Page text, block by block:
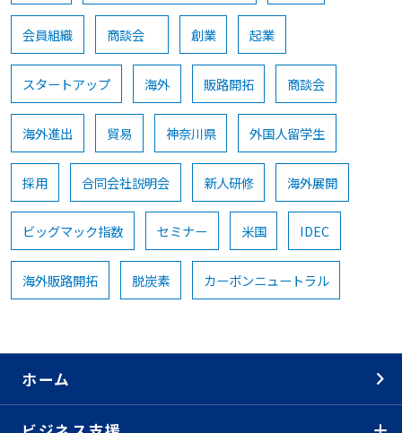
会員組織 商談会 創業 起業
スタートアップ 海外 販路開拓 商談会
海外進出 貿易 神奈川県 外国人留学生
採用 合同会社説明会 新人研修 海外展開
ビッグマック指数 セミナー 米国 IDEC
海外販路開拓 脱炭素 カーボンニュートラル
ホーム